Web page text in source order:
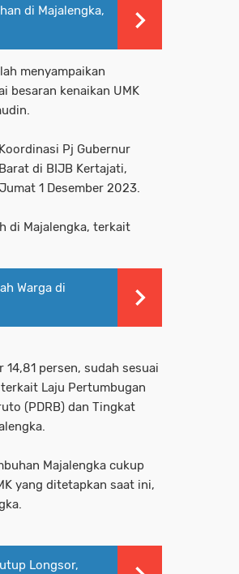
di Majalengka,
menyampaikan
besaran kenaikan UMK
Pj Gubernur
di BIJB Kertajati,
1 Desember 2023.
di Majalengka, terkait
Warga di
14,81 persen, sudah sesuai
Laju Pertumbugan
(PDRB) dan Tingkat
Majalengka cukup
yang ditetapkan saat ini,
Longsor,